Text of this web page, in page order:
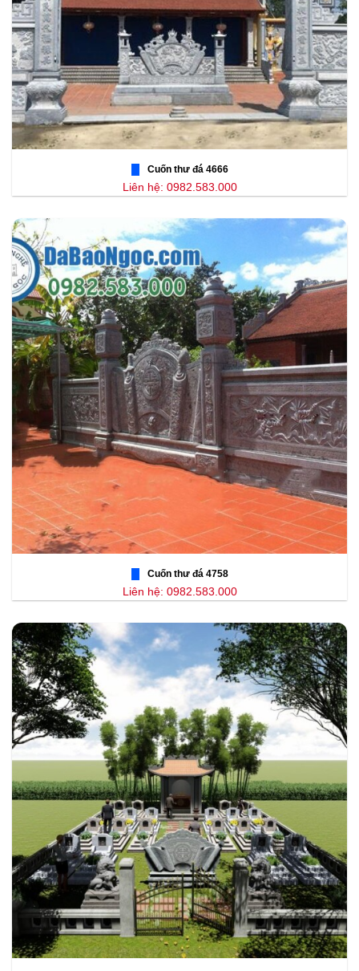
Cuốn thư đá 4666
Liên hệ: 0982.583.000
Cuốn thư đá 4758
Liên hệ: 0982.583.000